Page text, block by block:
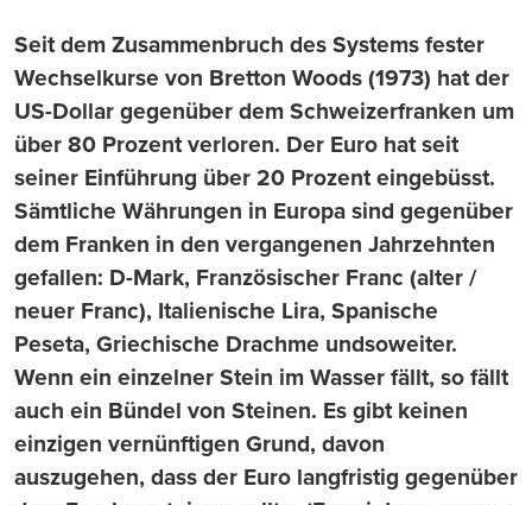
Seit dem Zusammenbruch des Systems fester
Wechselkurse von Bretton Woods (1973) hat der
US-Dollar gegenüber dem Schweizerfranken um
über 80 Prozent verloren. Der Euro hat seit
seiner Einführung über 20 Prozent eingebüsst.
Sämtliche Währungen in Europa sind gegenüber
dem Franken in den vergangenen Jahrzehnten
gefallen: D-Mark, Französischer Franc (alter /
neuer Franc), Italienische Lira, Spanische
Peseta, Griechische Drachme undsoweiter.
Wenn ein einzelner Stein im Wasser fällt, so fällt
auch ein Bündel von Steinen. Es gibt keinen
einzigen vernünftigen Grund, davon
auszugehen, dass der Euro langfristig gegenüber